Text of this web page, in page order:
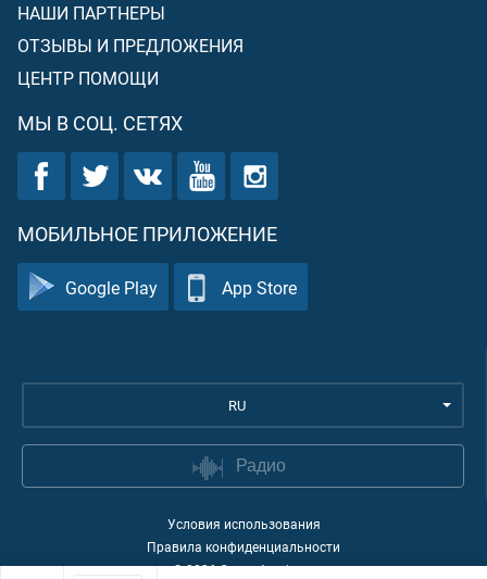
НАШИ ПАРТНЕРЫ
ОТЗЫВЫ И ПРЕДЛОЖЕНИЯ
ЦЕНТР ПОМОЩИ
МЫ В СОЦ. СЕТЯХ
МОБИЛЬНОЕ ПРИЛОЖЕНИЕ
Google Play App Store
RU
Радио
Условия использования
Правила конфиденциальности
©2026Quran Academy